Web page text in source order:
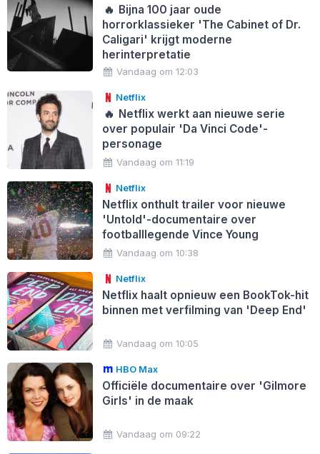
🔥 Bijna 100 jaar oude
horrorklassieker 'The Cabinet of Dr.
Caligari' krijgt moderne
herinterpretatie
Vandaag om 12:03
Netflix
🔥 Netflix werkt aan nieuwe serie
over populair 'Da Vinci Code'-
personage
Vandaag om 11:19
Netflix
Netflix onthult trailer voor nieuwe
'Untold'-documentaire over
footballlegende Vince Young
Vandaag om 10:38
Netflix
Netflix haalt opnieuw een BookTok-hit
binnen met verfilming van 'Deep End'
Vandaag om 10:05
HBO Max
Officiële documentaire over 'Gilmore
Girls' in de maak
Vandaag om 09:22